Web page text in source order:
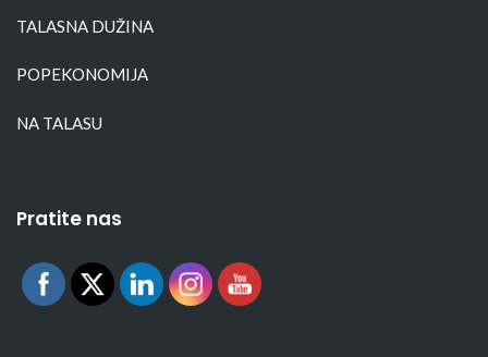
TALASNA DUŽINA
POPEKONOMIJA
NA TALASU
Pratite nas